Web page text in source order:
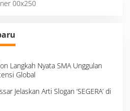
Langkah Nyata SMA Unggulan
Global
Jelaskan Arti Slogan ‘SEGERA’ di